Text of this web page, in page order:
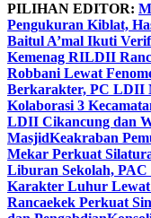
PILIHAN EDITOR:
Pengukuran Kiblat,
Baitul A’mal Ikuti
Kemenag RILDII
Robbani Lewat
Berkarakter, PC LDII
Kolaborasi 3
LDII Cikancung dan
MasjidKeakraban
Mekar Perkuat
Liburan Sekolah,
Karakter Luhur
Rancaekek Perkuat